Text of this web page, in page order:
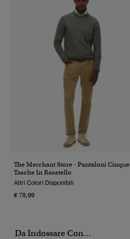
The Merchant Store - Pantaloni Cinque
Tasche In Rasatello
Altri Colori Disponibili
€ 79,99
Da Indossare Con...